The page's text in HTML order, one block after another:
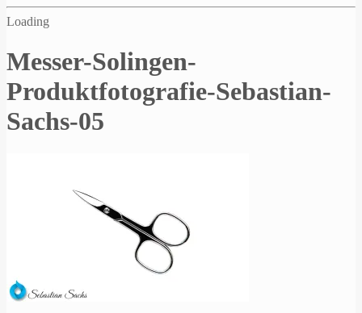
Loading
Messer-Solingen-
Produktfotografie-Sebastian-
Sachs-05